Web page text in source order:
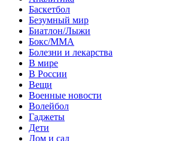
Баскетбол
Безумный мир
Биатлон/Лыжи
Бокс/MMA
Болезни и лекарства
В мире
В России
Вещи
Военные новости
Волейбол
Гаджеты
Дети
Дом и сад